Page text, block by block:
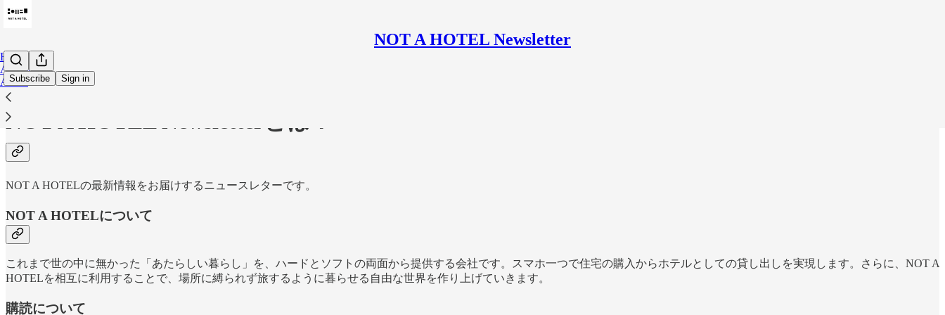
NOT A HOTEL Newsletter
Subscribe Sign in
Home
Archive
About
NOT A HOTEL Newsletterとは？
NOT A HOTELの最新情報をお届けするニュースレターです。
NOT A HOTELについて
これまで世の中に無かった「あたらしい暮らし」を、ハードとソフトの両面から提供する会社です。スマホ一つで住宅の購入からホテルとしての貸し出しを実現します。さらに、NOT A
HOTELを相互に利用することで、場所に縛られず旅するように暮らせる自由な世界を作り上げていきます。
購読について